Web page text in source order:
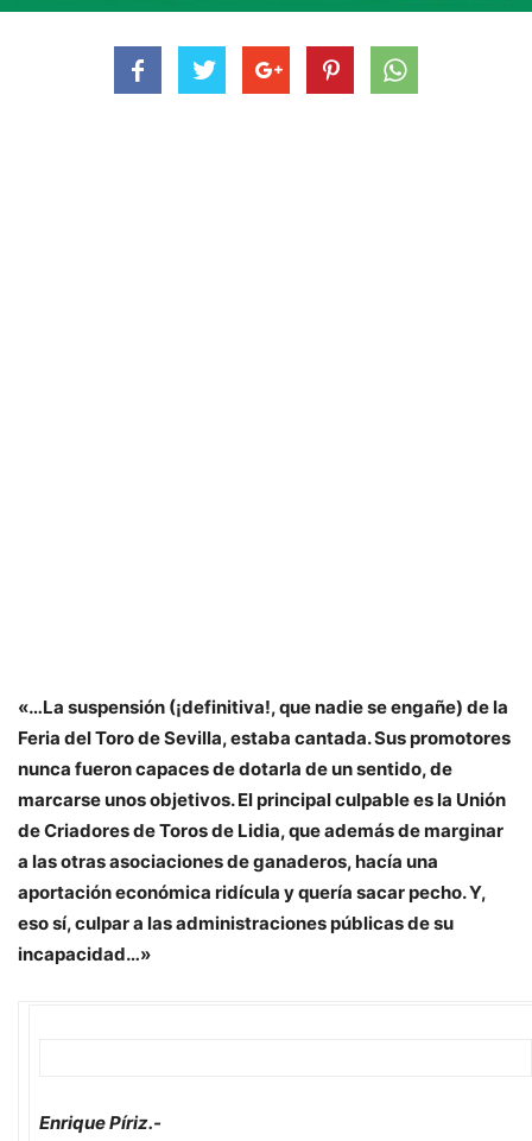
«…La suspensión (¡definitiva!, que nadie se engañe) de la
Feria del Toro de Sevilla, estaba cantada. Sus promotores
nunca fueron capaces de dotarla de un sentido, de
marcarse unos objetivos. El principal culpable es la Unión
de Criadores de Toros de Lidia, que además de marginar
a las otras asociaciones de ganaderos, hacía una
aportación económica ridícula y quería sacar pecho. Y,
eso sí, culpar a las administraciones públicas de su
incapacidad…»
Enrique Píriz.-